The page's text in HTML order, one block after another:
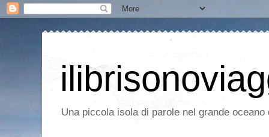
Una piccola isola di parole nel grande